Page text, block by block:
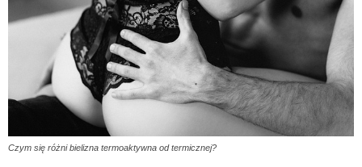
Czym się różni bielizna termoaktywna od termicznej?